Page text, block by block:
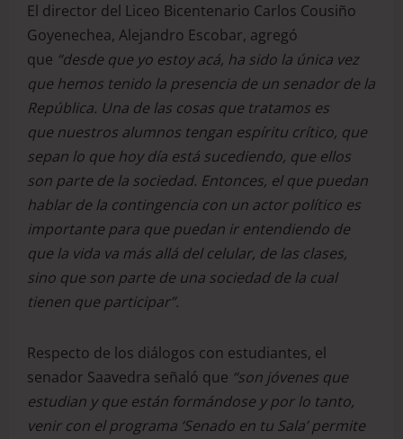
El director del Liceo Bicentenario Carlos Cousiño
Goyenechea, Alejandro Escobar, agregó
que “desde que yo estoy acá, ha sido la única vez
que hemos tenido la presencia de un senador de la
República. Una de las cosas que tratamos es
que nuestros alumnos tengan espíritu crítico, que
sepan lo que hoy día está sucediendo, que ellos
son parte de la sociedad. Entonces, el que puedan
hablar de la contingencia con un actor político es
importante para que puedan ir entendiendo de
que la vida va más allá del celular, de las clases,
sino que son parte de una sociedad de la cual
tienen que participar”.
Respecto de los diálogos con estudiantes, el
senador Saavedra señaló que “son jóvenes que
estudian y que están formándose y por lo tanto,
venir con el programa ‘Senado en tu Sala’ permite